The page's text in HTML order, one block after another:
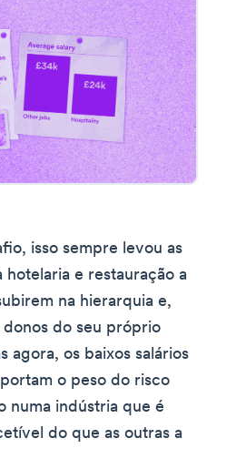
isso sempre levou as
hotelaria e restauração a
na hierarquia e,
do seu próprio
agora, os baixos salários
o peso do risco
numa indústria que é
do que as outras a